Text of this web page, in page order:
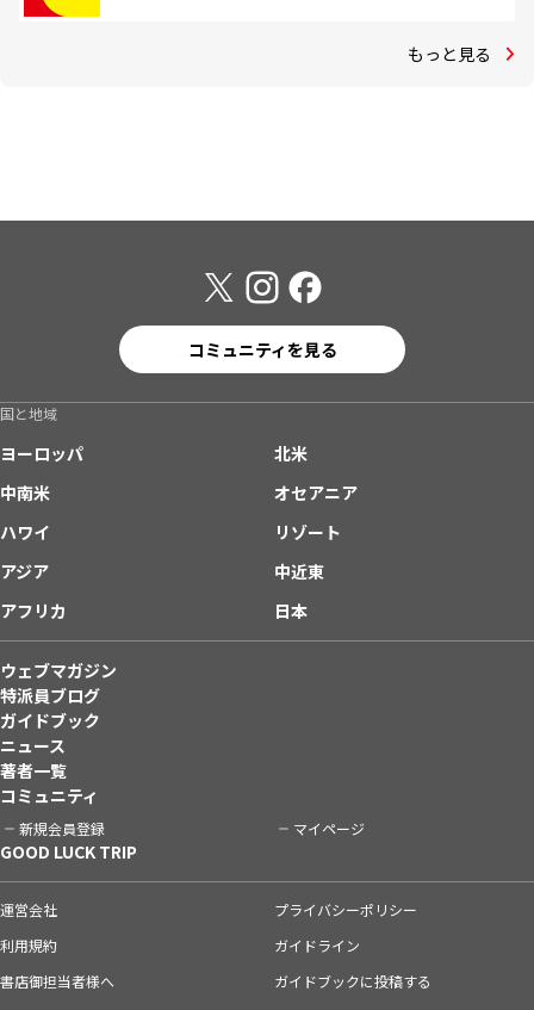
もっと見る
コミュニティを見る
国と地域
ヨーロッパ
北米
中南米
オセアニア
ハワイ
リゾート
アジア
中近東
アフリカ
日本
ウェブマガジン
特派員ブログ
ガイドブック
ニュース
著者一覧
コミュニティ
新規会員登録 マイページ
GOOD LUCK TRIP
運営会社
プライバシーポリシー
利用規約
ガイドライン
書店御担当者様へ
ガイドブックに投稿する